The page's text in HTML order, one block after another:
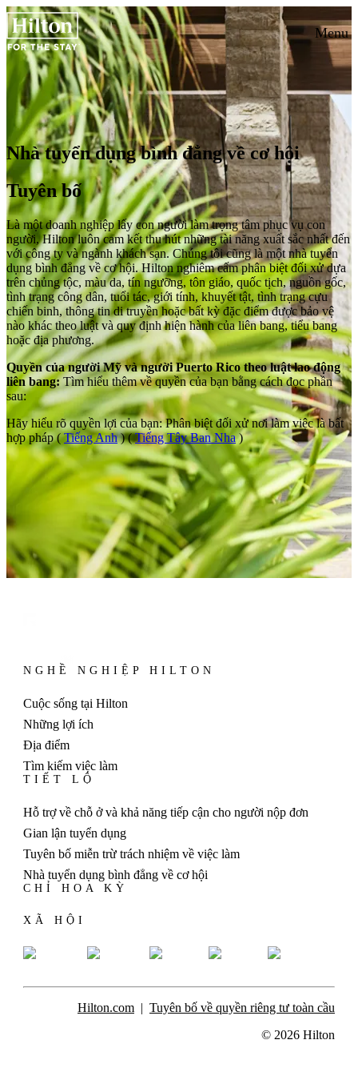
Menu
Nhà tuyển dụng bình đẳng về cơ hội
Tuyên bố
Là một doanh nghiệp lấy con người làm trọng tâm phục vụ con
người, Hilton luôn cam kết thu hút những tài năng xuất sắc nhất đến
với công ty và ngành khách sạn. Chúng tôi cũng là một nhà tuyển
dụng bình đẳng về cơ hội. Hilton nghiêm cấm phân biệt đối xử dựa
trên chủng tộc, màu da, tín ngưỡng, tôn giáo, quốc tịch, nguồn gốc,
tình trạng công dân, tuổi tác, giới tính, khuyết tật, tình trạng cựu
chiến binh, thông tin di truyền hoặc bất kỳ đặc điểm được bảo vệ
nào khác theo luật và quy định hiện hành của liên bang, tiểu bang
hoặc địa phương.
Quyền của người Mỹ và người Puerto Rico theo luật lao động
liên bang:Tìm hiểu thêm về quyền của bạn bằng cách đọc phần
sau:
Hãy hiểu rõ quyền lợi của bạn: Phân biệt đối xử nơi làm việc là bất
hợp pháp (Tiếng Anh) (Tiếng Tây Ban Nha)
NGHỀ NGHIỆP HILTON
Cuộc sống tại Hilton
Những lợi ích
Địa điểm
Tìm kiếm việc làm
TIẾT LỘ
Hỗ trợ về chỗ ở và khả năng tiếp cận cho người nộp đơn
Gian lận tuyển dụng
Tuyên bố miễn trừ trách nhiệm về việc làm
Nhà tuyển dụng bình đẳng về cơ hội
CHỈ HOA KỲ
XÃ HỘI
Hilton.com
Tuyên bố về quyền riêng tư toàn cầu
© 2026 Hilton